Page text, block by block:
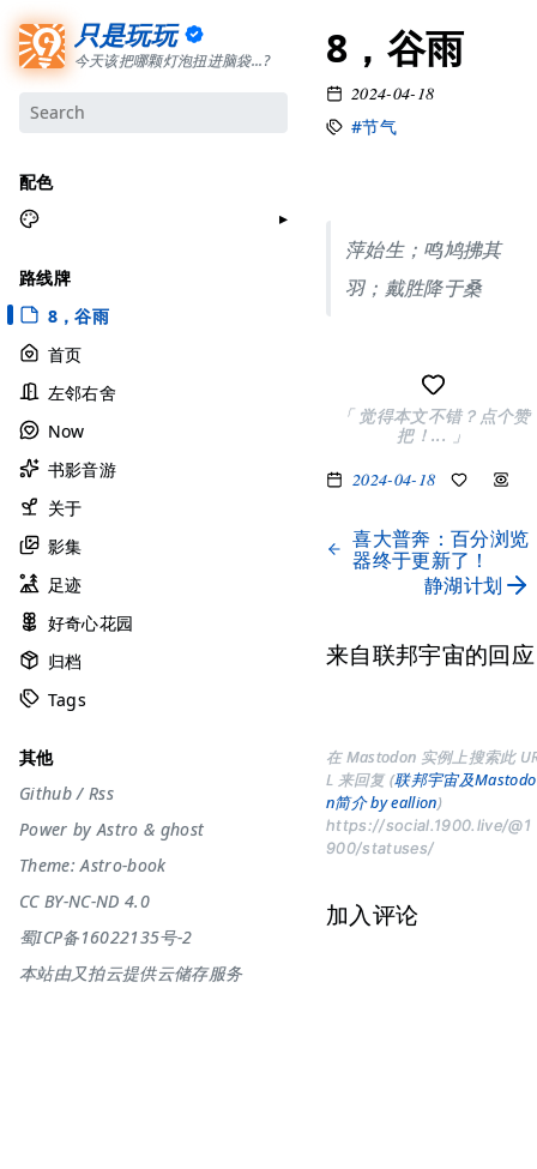
只是玩玩
今天该把哪颗灯泡扭进脑袋...?
配色
极夜黑
雅余黄
昱行粉
她的蓝
莫比乌斯
香草绿
自适应
路线牌
8，谷雨
首页
左邻右舍
Now
书影音游
关于
影集
足迹
好奇心花园
归档
Tags
其他
Github/ Rss
Power byAstro & ghost
Theme:Astro-book
CC BY-NC-ND 4.0
蜀ICP备16022135号-2
本站由又拍云提供云储存服务
8，谷雨
2024-04-18
#节气
萍始生；鸣鸠拂其
羽；戴胜降于桑
「 觉得本文不错？点个赞
把！... 」
2024-04-18
喜大普奔：百分浏览
器终于更新了！
静湖计划
来自联邦宇宙的回应
在 Mastodon 实例上搜索此
L 来回复 (联邦宇宙及Mastodo
n简介 by eallion)
https://social.1900.live/@1
900/statuses/
加入评论